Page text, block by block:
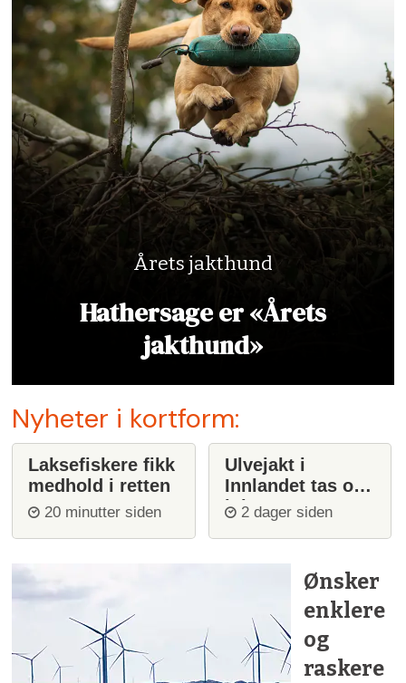
Årets jakthund
Hathersage er «Årets
jakthund»
Nyheter i kortform:
Laksefiskere fikk
medhold i retten
20 minutter siden
Ulvejakt i
Innlandet tas opp
igjen
2 dager siden
Ønsker
enklere
og
raskere